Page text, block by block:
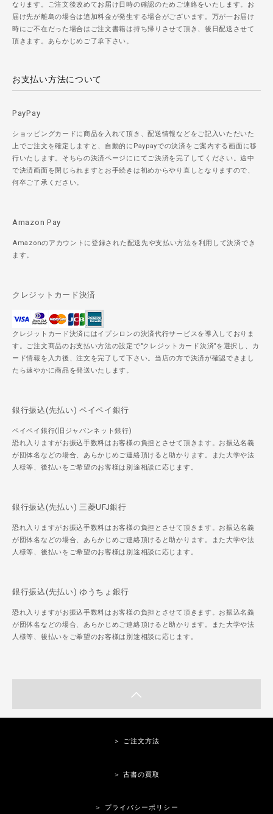
なります。ご注文後改めてお届け日時の確認のためご連絡をいたします。お
届け先が離島の場合は追加料金が発生する場合がございます。万が一お届け
時にご不在だった場合はご注文書籍は持ち帰りさせて頂き、後日配送させて
頂きます。あらかじめご了承下さい。
お支払い方法について
PayPay
ショッピングカードに商品を入れて頂き、配送情報などをご記入いただいた
上でご注文を確定しますと、自動的にPaypayでの決済をご案内する画面に移
行いたします。そちらの決済ページににてご決済を完了してください。途中
で決済画面を閉じられますとお手続きは初めからやり直しとなりますので、
何卒ご了承ください。
Amazon Pay
Amazonのアカウントに登録された配送先や支払い方法を利用して決済でき
ます。
クレジットカード決済
クレジットカード決済にはイプシロンの決済代行サービスを導入しておりま
す。ご注文商品のお支払い方法の設定で"クレジットカード決済"を選択し、カ
ード情報を入力後、注文を完了して下さい。当店の方で決済が確認できまし
たら速やかに商品を発送いたします。
銀行振込(先払い) ペイペイ銀行
ペイペイ銀行(旧ジャパンネット銀行)
恐れ入りますがお振込手数料はお客様の負担とさせて頂きます。お振込名義
が団体名などの場合、あらかじめご連絡頂けると助かります。また大学や法
人様等、後払いをご希望のお客様は別途相談に応じます。
銀行振込(先払い) 三菱UFJ銀行
恐れ入りますがお振込手数料はお客様の負担とさせて頂きます。お振込名義
が団体名などの場合、あらかじめご連絡頂けると助かります。また大学や法
人様等、後払いをご希望のお客様は別途相談に応じます。
銀行振込(先払い) ゆうちょ銀行
恐れ入りますがお振込手数料はお客様の負担とさせて頂きます。お振込名義
が団体名などの場合、あらかじめご連絡頂けると助かります。また大学や法
人様等、後払いをご希望のお客様は別途相談に応じます。
＞ ご注文方法
＞ 古書の買取
＞ プライバシーポリシー